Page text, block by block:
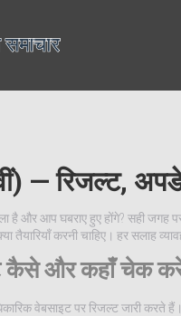
— रिजल्ट,
है और आप घबराए हुए होंगे? सही
तैयारियाँ करनी चाहिए। हर सलाह
कैसे और कहाँ चेक
वेबसाइट पर रिजल्ट जारी